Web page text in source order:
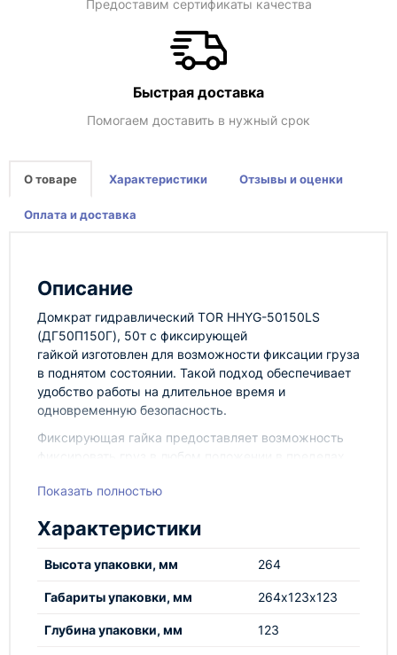
Предоставим сертификаты качества
Быстрая доставка
Помогаем доставить в нужный срок
О товаре Характеристики Отзывы и оценки
Оплата и доставка
Описание
Домкрат гидравлический TOR HHYG-50150LS
(ДГ50П150Г), 50т с фиксирующей
гайкой изготовлен для возможности фиксации груза
в поднятом состоянии. Такой подход обеспечивает
удобство работы на длительное время и
одновременную безопасность.
Фиксирующая гайка предоставляет возможность
фиксировать груз в любом положении в пределах
Оборудование марки TOR, представленное в
России и странах ЕАЭС, производится по
российским Техническим условиям, полностью
Таможенного союза ТР ТС 010/2011 «О
Показать полностью
Характеристики
Высота упаковки, мм 264
Габариты упаковки, мм 264х123х123
Глубина упаковки, мм 123